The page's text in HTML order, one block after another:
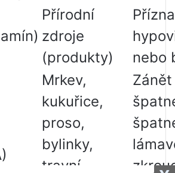
Přírodní
zdroje
(produkty)
nebo
Mrkev,
kukuřice,
proso,
bylinky,
travní